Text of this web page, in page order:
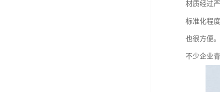
材质经过
标准化程
也很方便
不少企业青